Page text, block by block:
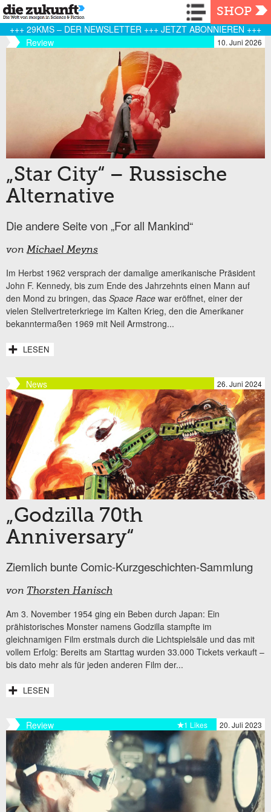
Navigation
SHOP
+++ 29KMS – DER NEWSLETTER +++ JETZT ABONNIEREN +++
Review
10. Juni 2026
„Star City“ – Russische
Alternative
Die andere Seite von „For all Mankind“
vonMichael Meyns
Im Herbst 1962 versprach der damalige amerikanische Präsident
John F. Kennedy, bis zum Ende des Jahrzehnts einen Mann auf
den Mond zu bringen, das Space Race war eröffnet, einer der
vielen Stellvertreterkriege im Kalten Krieg, den die Amerikaner
bekanntermaßen 1969 mit Neil Armstrong...
LESEN
News 26. Juni 2024
„Godzilla 70th
Anniversary“
Ziemlich bunte Comic-Kurzgeschichten-Sammlung
von Thorsten Hanisch
Am 3. November 1954 ging ein Beben durch Japan: Ein
prähistorisches Monster namens Godzilla stampfte im
gleichnamigen Film erstmals durch die Lichtspielsäle und das mit
vollem Erfolg: Bereits am Starttag wurden 33.000 Tickets verkauft –
bis dato mehr als für jeden anderen Film der...
LESEN
Review 20. Juli 2023
1 Likes